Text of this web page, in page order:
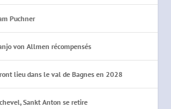
Puchner
von Allmen récompensés
lieu dans le val de Bagnes en 2028
Sankt Anton se retire